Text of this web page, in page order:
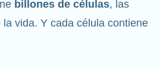
billones de células, las
vida. Y cada célula contiene